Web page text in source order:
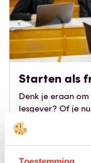
Toestemming
Starten als
Denk je eraan
lesgever? Of je
wil geven:
eigen traject uit te